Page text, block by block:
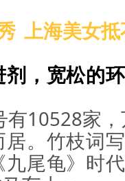
上海美女
，宽松的
有10528家
。竹枝词
尾龟》时